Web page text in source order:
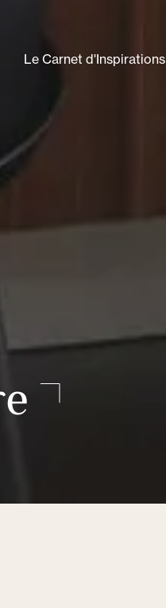
Le Carnet d'Inspirations